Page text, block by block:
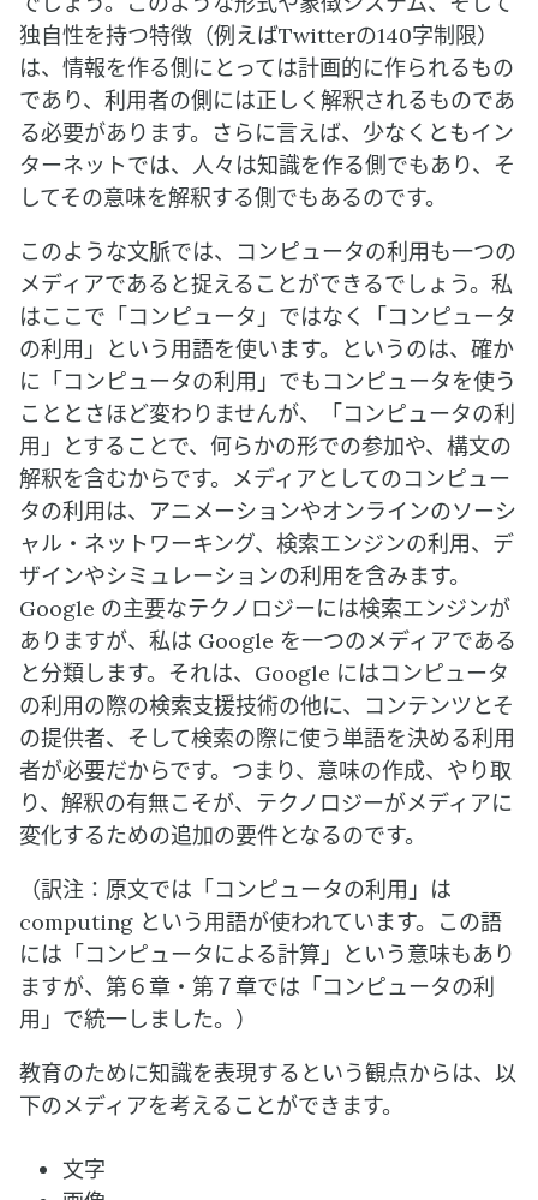
独自性を持つ特徴（例えばTwitterの140字制限）
は、情報を作る側にとっては計画的に作られるもの
であり、利用者の側には正しく解釈されるものであ
る必要があります。さらに言えば、少なくともイン
ターネットでは、人々は知識を作る側でもあり、そ
してその意味を解釈する側でもあるのです。
このような文脈では、コンピュータの利用も一つの
メディアであると捉えることができるでしょう。私
はここで「コンピュータ」ではなく「コンピュータ
の利用」という用語を使います。というのは、確か
に「コンピュータの利用」でもコンピュータを使う
こととさほど変わりませんが、「コンピュータの利
用」とすることで、何らかの形での参加や、構文の
解釈を含むからです。メディアとしてのコンピュー
タの利用は、アニメーションやオンラインのソーシ
ャル・ネットワーキング、検索エンジンの利用、デ
ザインやシミュレーションの利用を含みます。
Google の主要なテクノロジーには検索エンジンが
ありますが、私は Google を一つのメディアである
と分類します。それは、Google にはコンピュータ
の利用の際の検索支援技術の他に、コンテンツとそ
の提供者、そして検索の際に使う単語を決める利用
者が必要だからです。つまり、意味の作成、やり取
り、解釈の有無こそが、テクノロジーがメディアに
変化するための追加の要件となるのです。
（訳注：原文では「コンピュータの利用」は
computing という用語が使われています。この語
には「コンピュータによる計算」という意味もあり
ますが、第６章・第７章では「コンピュータの利
用」で統一しました。）
教育のために知識を表現するという観点からは、以
下のメディアを考えることができます。
文字